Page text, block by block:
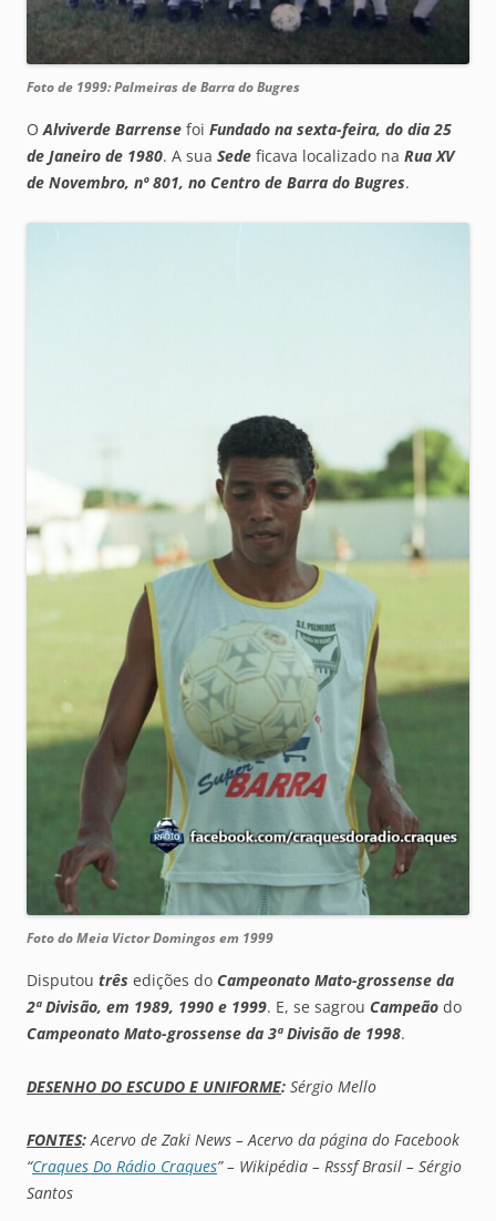
Foto de 1999: Palmeiras de Barra do Bugres
OAlviverde Barrense foi Fundado na sexta-feira, do dia 25
de Janeiro de 1980. A sua Sede ficava localizado na Rua XV
de Novembro, nº 801, no Centro de Barra do Bugres.
Foto do Meia Victor Domingos em 1999
Disputou três edições do Campeonato Mato-grossense da
2ª Divisão, em 1989, 1990 e 1999. E, se sagrou Campeão do
Campeonato Mato-grossense da 3ª Divisão de 1998.
DESENHO DO ESCUDO E UNIFORME: Sérgio Mello
FONTES:Acervo de Zaki News – Acervo da página do Facebook
“Craques Do Rádio Craques” – Wikipédia – Rsssf Brasil – Sérgio
Santos